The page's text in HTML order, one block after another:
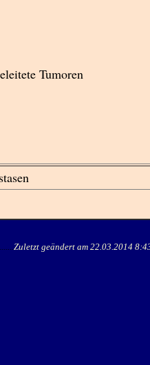
Tumoren
Zuletzt geändert am 22.03.2014